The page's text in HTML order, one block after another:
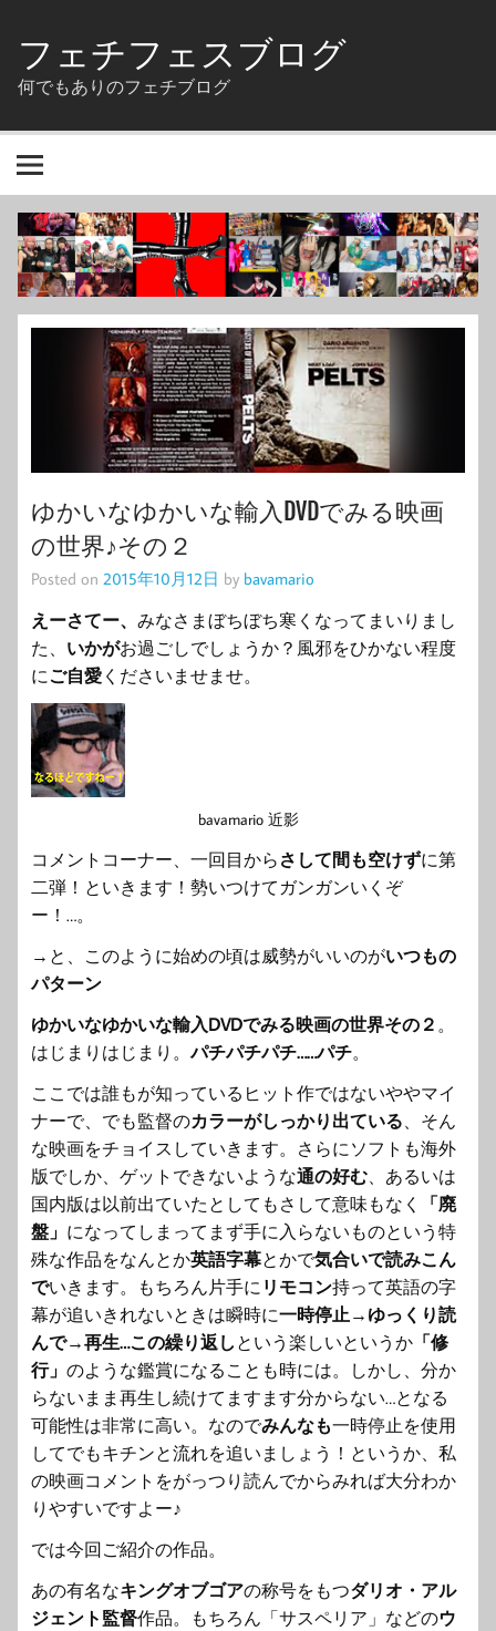
content
フェチフェスブログ
何でもありのフェチブログ
ゆかいなゆかいな輸入DVDでみる映画
の世界♪その２
Posted on 2015年10月12日 by bavamario
えーさてー、 みなさまぼちぼち寒くなってまいりまし
た、 いかがお過ごしでしょうか？風邪をひかない程度
にご自愛 くださいませませ。
bavamario 近影
コメントコーナー、一回目から さして間も空けずに第
二弾！といきます！勢いつけてガンガンいくぞ
ー！…。
→と、このように始めの頃は威勢がいいのがいつもの
パターン
ゆかいなゆかいな輸入DVDでみる映画の世界その２ 。
はじまりはじまり。パチパチパチ……パチ。
ここでは誰もが知っているヒット作ではないややマイ
ナーで、でも監督のカラーがしっかり出ている、そん
な映画をチョイスしていきます。さらにソフトも海外
版でしか、ゲットできないような通の好む、あるいは
国内版は以前出ていたとしてもさして意味もなく
「廃
盤」 になってしまってまず手に入らないものという特
殊な作品をなんとか英語字幕とかで気合いで読みこん
でいきます。もちろん片手に リモコン持って英語の字
幕が追いきれないときは瞬時に一時停止→ゆっくり読
んで→再生…この繰り返し という楽しいというか 「修
行」 のような鑑賞になることも時には。しかし、分か
らないまま再生し続けてますます分からない…となる
可能性は非常に高い。なのでみんなも一時停止を使用
してでもキチンと流れを追いましょう！というか、私
の映画コメントをがっつり読んでからみれば大分わか
りやすいですよー♪
では今回ご紹介の作品。
あの有名なキングオブゴアの称号をもつダリオ・アル
ジェント監督作品。もちろん「サスペリア」などのウ